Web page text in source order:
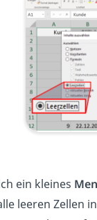
ein kleines
leeren